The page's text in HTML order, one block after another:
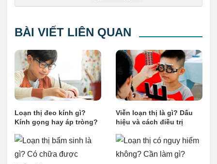
BÀI VIẾT LIÊN QUAN
Loạn thị đeo kính gì?
Kính gọng hay áp tròng?
Viễn loạn thị là gì? Dấu
hiệu và cách điều trị